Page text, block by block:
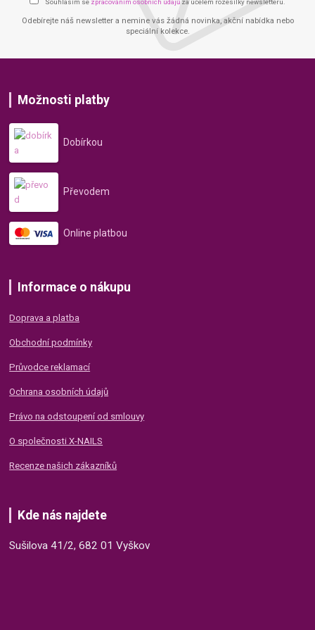
Souhlasím se zpracováním osobních údajů za účelem rozesílky newsletteru.
Odebírejte náš newsletter a nemine vás žádná novinka, akční nabídka nebo
speciální kolekce.
Možnosti platby
Dobírkou
Převodem
Online platbou
Informace o nákupu
Doprava a platba
Obchodní podmínky
Průvodce reklamací
Ochrana osobních údajů
Právo na odstoupení od smlouvy
O společnosti X-NAILS
Recenze našich zákazníků
Kde nás najdete
Sušilova 41/2, 682 01 Vyškov